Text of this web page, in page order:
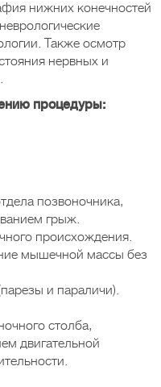
нижних конечностей
Также осмотр
нервных и
процедуры:
позвоночника,
грыж.
происхождения.
мышечной массы без
и параличи).
столба,
двигательной